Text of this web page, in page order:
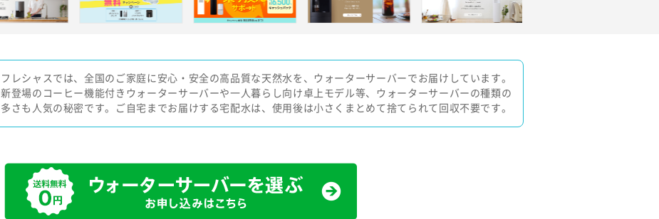
フレシャスでは、全国のご家庭に安心・安全の高品質な天然水を、ウォーターサーバーでお届けしています。
新登場のコーヒー機能付きウォーターサーバーや一人暮らし向け卓上モデル等、ウォーターサーバーの種類の
多さも人気の秘密です。ご自宅までお届けする宅配水は、使用後は小さくまとめて捨てられて回収不要です。